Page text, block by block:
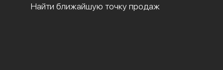
Найти ближайшую точку продаж